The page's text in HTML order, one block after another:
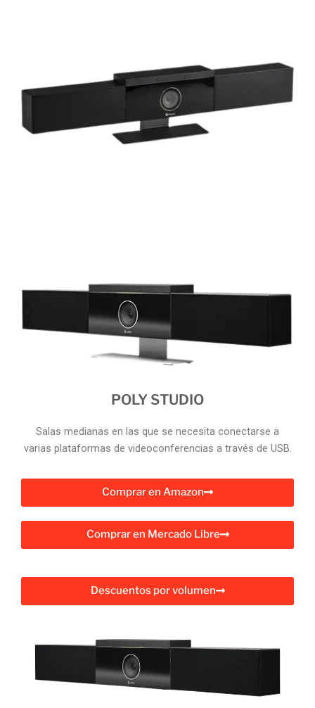
POLY STUDIO
Salas medianas en las que se necesita conectarse a
varias plataformas de videoconferencias a través de USB.
Comprar en Amazon
Comprar en Mercado Libre
Descuentos por volumen